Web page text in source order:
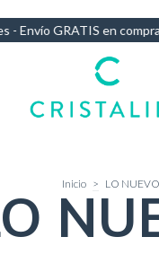
de $140.000 10% OFF
Inicio > LO NUEVO